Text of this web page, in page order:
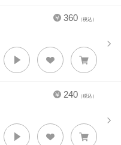
360 （税込）
240 （税込）